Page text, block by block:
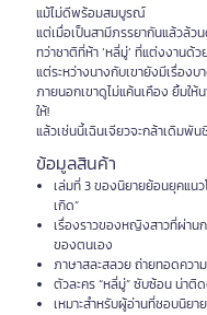
แม้ไม่ดีพร้อมสมบูรณ์
แต่เมื่อเป็นสามีภรรยากันแล้วล้
ทว่าชาติที่ห้า ‘หลี่มู่’ ที่แต่งงานด้
แต่ระหว่างนางกับเขายังมีเรื่อง
ภายนอกเขาดูไม่แค้นเคือง ยิ้มใ
ให้!
แล้วเช่นนี้เฉินเจียวจะกล้าเดิมพั
ข้อมูลสินค้า
เล่มที่ 3 ของนิยายย้อนยุคแน
เกิด”
เรื่องราวของหญิงสาวที่ผ่าน
ของตนเอง
ภาษาสละสลวย ถ่ายทอดควา
ตัวละคร “หลี่มู่” ซับซ้อน น่าติ
เหมาะสำหรับผู้อ่านที่ชอบนิย